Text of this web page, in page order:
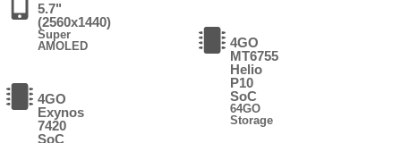
5.7"
(2560x1440)
Super
AMOLED
4GO
Exynos
7420
SoC
4GO
MT6755
Helio
P10
SoC
64GO
Storage